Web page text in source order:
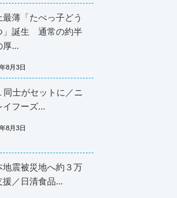
最薄「たべっ子どう
」誕生 通常の約半
厚...
8月3日
士がセットに／ニ
イフーズ...
8月3日
地震被災地へ約３万
援／日清食品...